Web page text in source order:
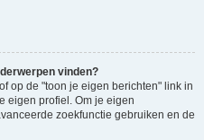
vinden?
op de "toon je eigen berichten" link in
eigen profiel. Om je eigen
zoekfunctie gebruiken en de